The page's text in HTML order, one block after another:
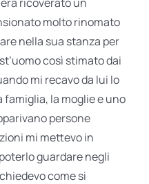
molto rinomato
nella sua stanza per
così stimato dai
mi recavo da lui lo
la moglie e uno
persone
mi mettevo in
guardare negli
come si